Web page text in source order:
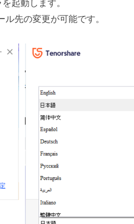
起動します。
先の変更が可能です。